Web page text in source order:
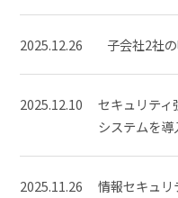
2025.12.26 子会社2社
2025.12.10
セキュリティ
システムを導
2025.11.26
情報セキュリ